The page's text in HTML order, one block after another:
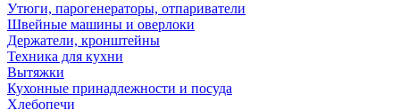
Утюги, парогенераторы, отпариватели
Швейные машины и оверлоки
Держатели, кронштейны
Техника для кухни
Вытяжки
Кухонные принадлежности и посуда
Хлебопечи